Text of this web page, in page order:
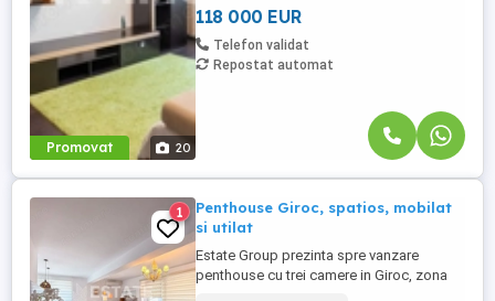
Promovat 20
Apartamentul ...
118 000 EUR
Telefon validat
Repostat automat
1
Penthouse Giroc, spatios, mobilat
si utilat
Estate Group prezinta spre vanzare
penthouse cu trei camere in Giroc, zona